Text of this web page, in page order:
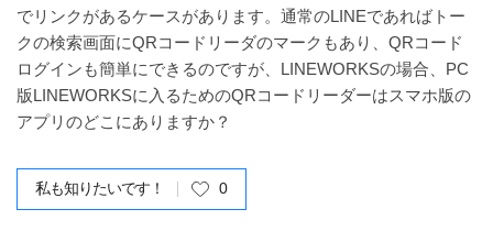
でリンクがあるケースがあります。通常のLINEであればトー
クの検索画面にQRコードリーダのマークもあり、QRコード
ログインも簡単にできるのですが、LINEWORKSの場合、PC
版LINEWORKSに入るためのQRコードリーダーはスマホ版の
アプリのどこにありますか？
私も知りたいです！ 0